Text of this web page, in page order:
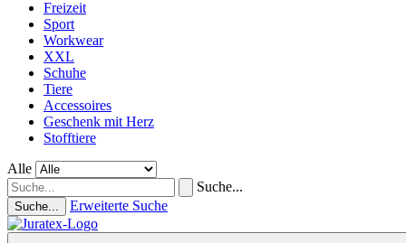
Freizeit
Sport
Workwear
XXL
Schuhe
Tiere
Accessoires
Geschenk mit Herz
Stofftiere
Alle
Suche...
Suche... Erweiterte Suche